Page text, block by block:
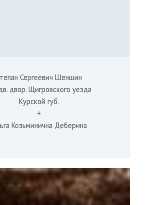
Сергеевич Шеншин
двор. Щигровского уезда
Курской губ.
+
Козьминична Деберина